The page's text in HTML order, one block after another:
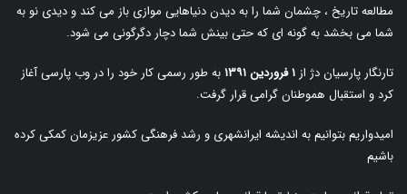
مطالعه تاریخ ، چشمان شما را به دیدن دنیاهایی موازی باز می کند و دیدی نو به
شما می بخشد به گونه ای که حتی بینش شما دچار دگرگونی می شود.
تارنگار پارسیان دژ از ۱ فروردین ۱۳۹۱
به طور رسمی کار خود را در وب پارسی آغاز
کرد و استقبال هموطنان گرامی قرار گرفت.
امیدواریم بتوانیم به اندیشه ایرانشهری و رشد فرهنگی کشور عزیزمان کمکی کرده
باشیم